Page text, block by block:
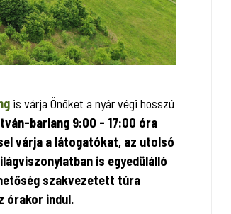
is várja Önöket a nyár végi hosszú
barlang 9:00 - 17:00 óra
várja a látogatókat, az utolsó
is egyedülálló
szakvezetett túra
órakor indul.